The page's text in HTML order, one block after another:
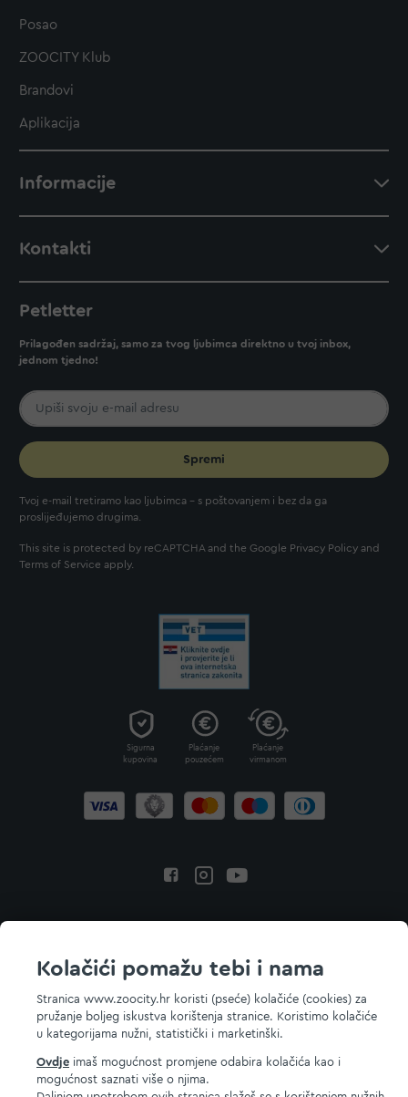
Kolačići pomažu tebi i nama
Stranica www.zoocity.hr koristi (pseće) kolačiće (cookies) za
pružanje boljeg iskustva korištenja stranice. Koristimo kolačiće
u kategorijama nužni, statistički i marketinški.
Ovdje imaš mogućnost promjene odabira kolačića kao i
mogućnost saznati više o njima.
Posao
ZOOCITY Klub
Brandovi
Aplikacija
Informacije
Kontakti
Petletter
Prilagođen sadržaj, samo za tvog ljubimca direktno u tvoj inbox,
jednom tjedno!
Spremi
Tvoj e-mail tretiramo kao ljubimca - s poštovanjem i bez da ga
proslijeđujemo drugima.
This site is protected by reCAPTCHA and the Google Privacy Policy and
Terms of Service apply.
Sigurna
kupovina
Plaćanje
pouzećem
Plaćanje
virmanom
© 2026 ZOOCITY. Sva prava zadržana.